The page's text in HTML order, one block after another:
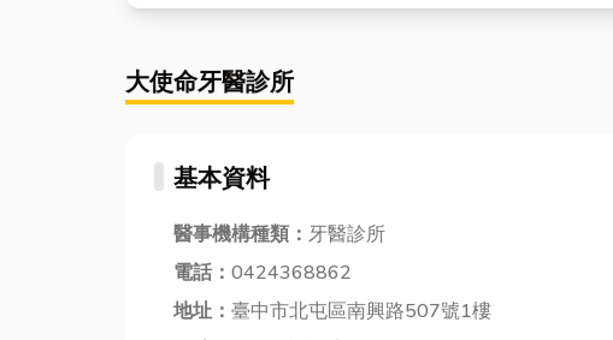
大使命牙醫診所
基本資料
醫事機構種類： 牙醫診所
電話： 0424368862
地址： 臺中市北屯區南興路507號1樓